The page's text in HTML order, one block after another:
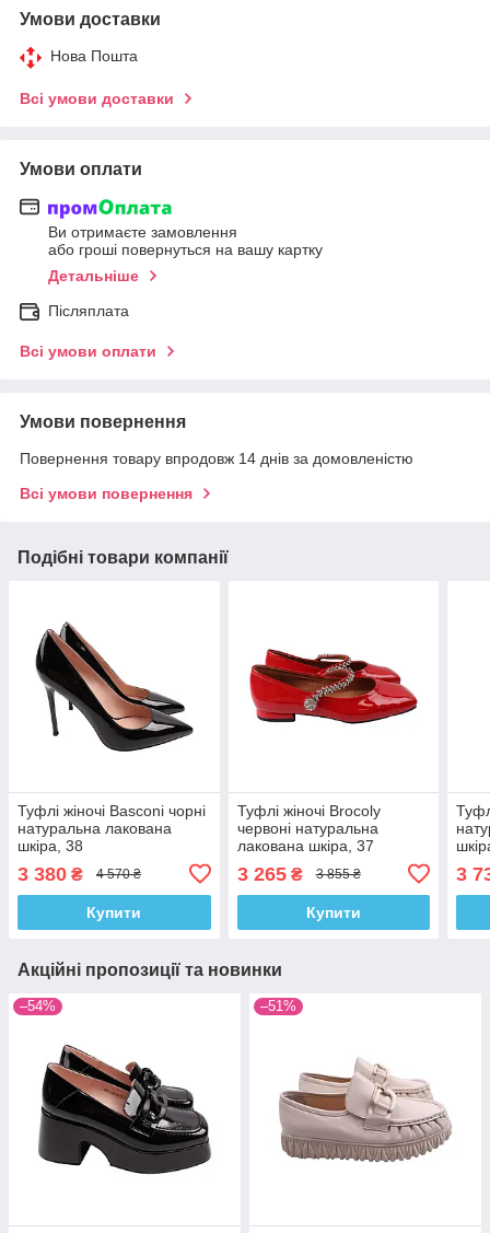
Умови доставки
Нова Пошта
Всі умови доставки
Умови оплати
Ви отримаєте замовлення
або гроші повернуться на вашу картку
Детальніше
Післяплата
Всі умови оплати
Умови повернення
Повернення товару впродовж 14 днів за домовленістю
Всі умови повернення
Подібні товари компанії
Туфлі жіночі Basconi чорні
натуральна лакована
шкіра, 38
3 380 ₴ 4 570 ₴
Купити
Туфлі жіночі Brocoly
червоні натуральна
лакована шкіра, 37
3 265₴ 3 855 ₴
Купити
3
Акційні пропозиції та новинки
–54% –51%